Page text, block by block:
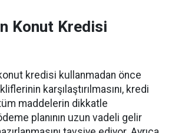
Konut Kredisi
kredisi kullanmadan önce
karşılaştırılmasını, kredi
maddelerin dikkatle
planının uzun vadeli gelir